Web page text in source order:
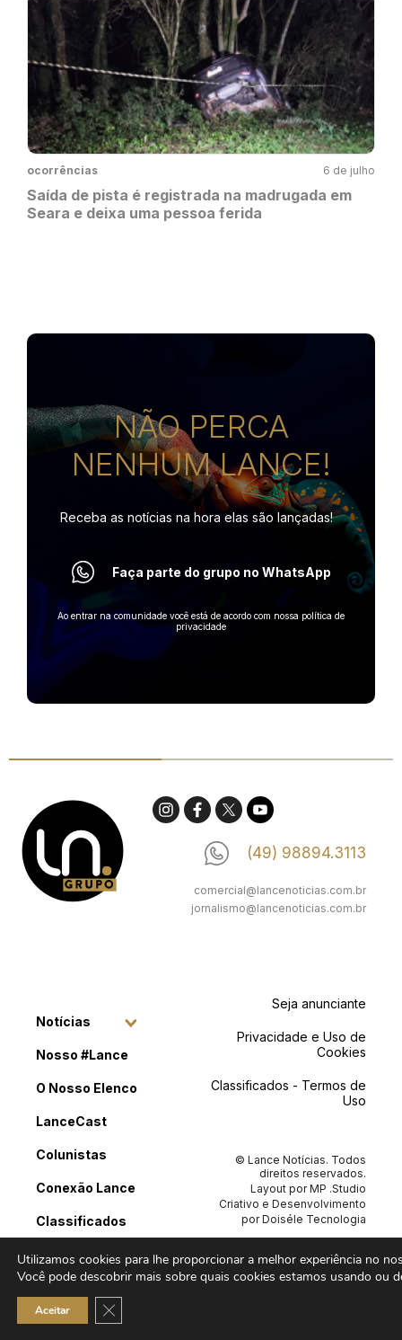
ocorrências 6 de julho
Saída de pista é registrada na madrugada em
Seara e deixa uma pessoa ferida
NÃO PERCA
NENHUM LANCE!
Receba as notícias na hora elas são lançadas!
Faça parte do grupo no WhatsApp
Ao entrar na comunidade você está de acordo com nossa política de
privacidade
(49) 98894.3113
comercial@lancenoticias.com.br
jornalismo@lancenoticias.com.br
Notícias
Nosso #Lance
O Nosso Elenco
LanceCast
Colunistas
Conexão Lance
Classificados
Contato
Seja anunciante
Privacidade e Uso de
Cookies
Classificados - Termos de
Uso
© Lance Notícias. Todos
direitos reservados.
Layout porMP .Studio
Criativo e Desenvolvimento
porDoiséle Tecnologia
Utilizamos cookies para lhe proporcionar a melhor experiência no
Você pode descobrir mais sobre quais cookies estamos usando ou
Aceitar Close GDPR Cookie Banner